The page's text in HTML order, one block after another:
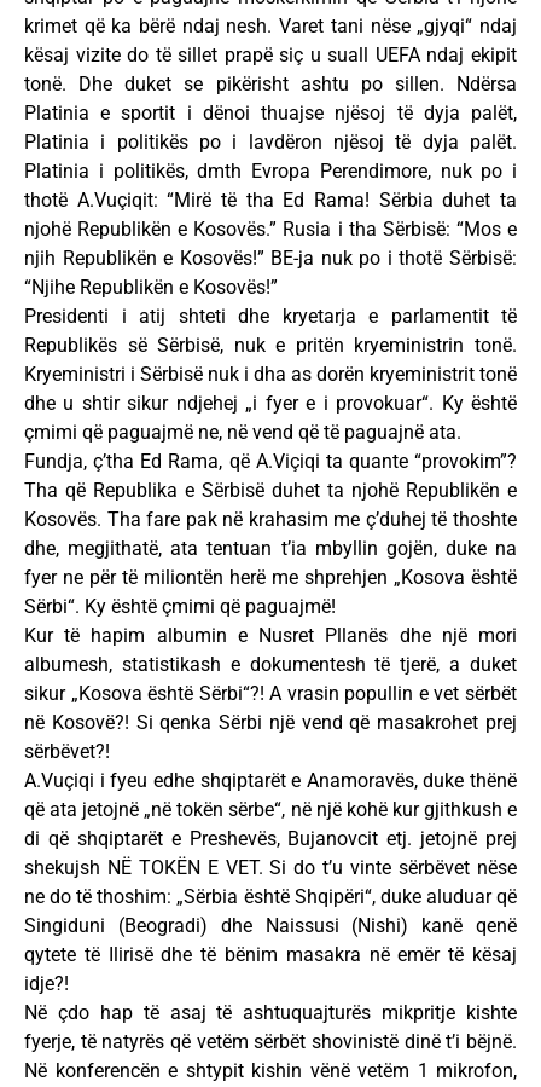
krimet që ka bërë ndaj nesh. Varet tani nëse „gjyqi“ ndaj
kësaj vizite do të sillet prapë siç u suall UEFA ndaj ekipit
tonë. Dhe duket se pikërisht ashtu po sillen. Ndërsa
Platinia e sportit i dënoi thuajse njësoj të dyja palët,
Platinia i politikës po i lavdëron njësoj të dyja palët.
Platinia i politikës, dmth Evropa Perendimore, nuk po i
thotë A.Vuçiqit: “Mirë të tha Ed Rama! Sërbia duhet ta
njohë Republikën e Kosovës.” Rusia i tha Sërbisë: “Mos e
njih Republikën e Kosovës!” BE-ja nuk po i thotë Sërbisë:
“Njihe Republikën e Kosovës!”
Presidenti i atij shteti dhe kryetarja e parlamentit të
Republikës së Sërbisë, nuk e pritën kryeministrin tonë.
Kryeministri i Sërbisë nuk i dha as dorën kryeministrit tonë
dhe u shtir sikur ndjehej „i fyer e i provokuar“. Ky është
çmimi që paguajmë ne, në vend që të paguajnë ata.
Fundja, ç’tha Ed Rama, që A.Viçiqi ta quante “provokim”?
Tha që Republika e Sërbisë duhet ta njohë Republikën e
Kosovës. Tha fare pak në krahasim me ç’duhej të thoshte
dhe, megjithatë, ata tentuan t’ia mbyllin gojën, duke na
fyer ne për të miliontën herë me shprehjen „Kosova është
Sërbi“. Ky është çmimi që paguajmë!
Kur të hapim albumin e Nusret Pllanës dhe një mori
albumesh, statistikash e dokumentesh të tjerë, a duket
sikur „Kosova është Sërbi“?! A vrasin popullin e vet sërbët
në Kosovë?! Si qenka Sërbi një vend që masakrohet prej
sërbëvet?!
A.Vuçiqi i fyeu edhe shqiptarët e Anamoravës, duke thënë
që ata jetojnë „në tokën sërbe“, në një kohë kur gjithkush e
di që shqiptarët e Preshevës, Bujanovcit etj. jetojnë prej
shekujsh NË TOKËN E VET. Si do t’u vinte sërbëvet nëse
ne do të thoshim: „Sërbia është Shqipëri“, duke aluduar që
Singiduni (Beogradi) dhe Naissusi (Nishi) kanë qenë
qytete të Ilirisë dhe të bënim masakra në emër të kësaj
idje?!
Në çdo hap të asaj të ashtuquajturës mikpritje kishte
fyerje, të natyrës që vetëm sërbët shovinistë dinë t’i bëjnë.
Në konferencën e shtypit kishin vënë vetëm 1 mikrofon,